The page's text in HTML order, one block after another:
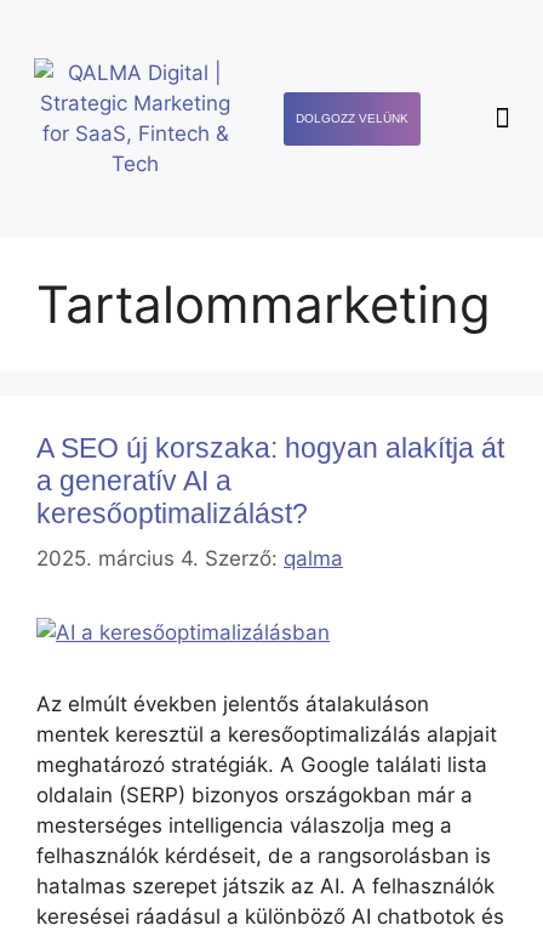
DOLGOZZ VELÜNK
Tartalommarketing
A SEO új korszaka: hogyan alakítja át
a generatív AI a
keresőoptimalizálást?
2025. március 4. Szerző: qalma
Az elmúlt években jelentős átalakuláson
mentek keresztül a keresőoptimalizálás alapjait
meghatározó stratégiák. A Google találati lista
oldalain (SERP) bizonyos országokban már a
mesterséges intelligencia válaszolja meg a
felhasználók kérdéseit, de a rangsorolásban is
hatalmas szerepet játszik az AI. A felhasználók
keresései ráadásul a különböző AI chatbotok és